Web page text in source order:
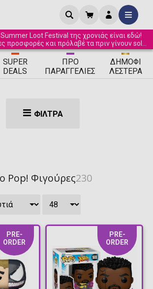
Loot Festival της χρονιάς είναι εδώ!
προσφορές και πρόλαβέ τα πριν γίνουν sold
out! ☀️
SUPER
DEALS
ΠΡΟ
ΠΑΡΑΓΓΕΛΊΕΣ
ΔΗΜΟΦΙ
ΛΈΣΤΕΡΑ
ΦΊΛΤΡΑ
Pop! Φιγούρες230
PRE-
ORDER
PRE-
ORDER